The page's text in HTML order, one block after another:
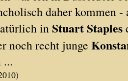
daher kommen
inStuart Staples
noch recht junge
...